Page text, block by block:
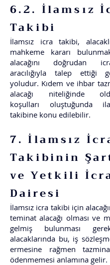
6.2. İlamsız
Takibi
İlamsız icra takibi,
mahkeme kararı
alacağını doğrudan
aracılığıyla talep ettiği
yoludur. Kıdem ve ihbar
alacağı niteliğinde
koşulları oluştuğunda
takibine konu edilebilir.
7. İlamsız
Takibinin
ve Yetkili
Dairesi
İlamsız icra takibi için
teminat alacağı olması ve
gelmiş bulunması
alacaklarında bu, iş
ermesine rağmen
ödenmemesi anlamına gelir.